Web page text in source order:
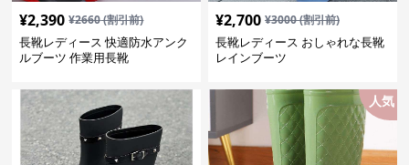
¥2,390 ¥2660(割引前)
長靴レディース 快適防水アンク
ルブーツ 作業用長靴
¥2,700 ¥3000(割引前)
長靴レディース おしゃれな長靴
レインブーツ
人気